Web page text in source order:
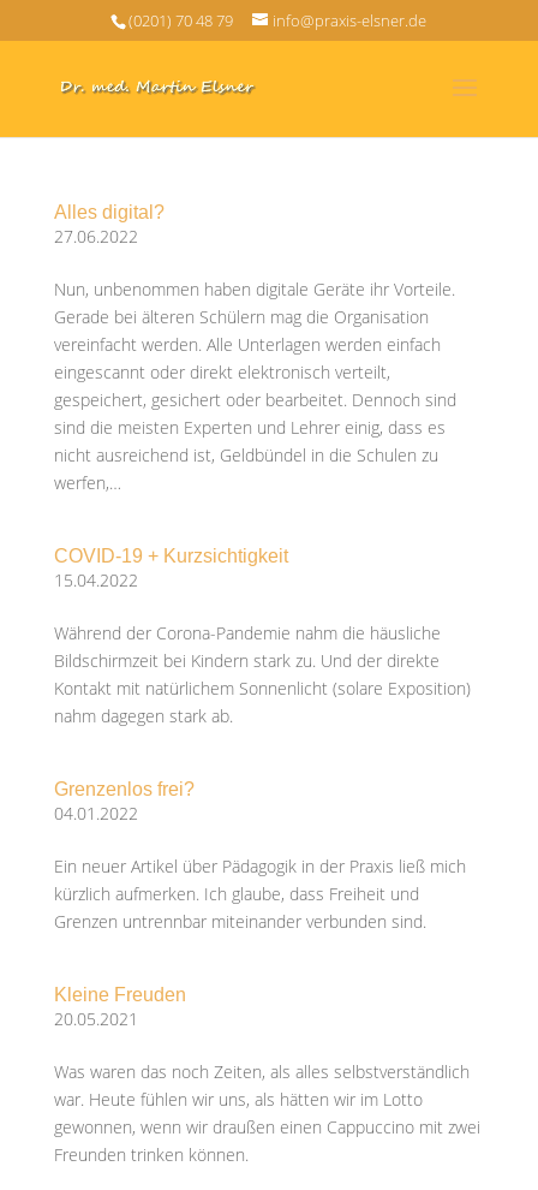
(0201) 70 48 79 info@praxis-elsner.de
Alles digital?
27.06.2022
Nun, unbenommen haben digitale Geräte ihr Vorteile.
Gerade bei älteren Schülern mag die Organisation
vereinfacht werden. Alle Unterlagen werden einfach
eingescannt oder direkt elektronisch verteilt,
gespeichert, gesichert oder bearbeitet. Dennoch sind
sind die meisten Experten und Lehrer einig, dass es
nicht ausreichend ist, Geldbündel in die Schulen zu
werfen,…
COVID-19 + Kurzsichtigkeit
15.04.2022
Während der Corona-Pandemie nahm die häusliche
Bildschirmzeit bei Kindern stark zu. Und der direkte
Kontakt mit natürlichem Sonnenlicht (solare Exposition)
nahm dagegen stark ab.
Grenzenlos frei?
04.01.2022
Ein neuer Artikel über Pädagogik in der Praxis ließ mich
kürzlich aufmerken. Ich glaube, dass Freiheit und
Grenzen untrennbar miteinander verbunden sind.
Kleine Freuden
20.05.2021
Was waren das noch Zeiten, als alles selbstverständlich
war. Heute fühlen wir uns, als hätten wir im Lotto
gewonnen, wenn wir draußen einen Cappuccino mit zwei
Freunden trinken können.